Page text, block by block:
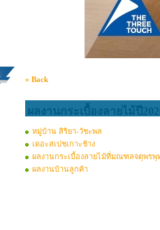
« Back
ผลงานกระเบื้องลายไม้ปี
หมู่บ้าน สิริยา-วัชะพล
เดอะสเปชเกาะช้าง
ผลงานกระเบื้องลายไม้ที่มณฑลจตุพรพุ
ผลงานบ้านลูกค้า